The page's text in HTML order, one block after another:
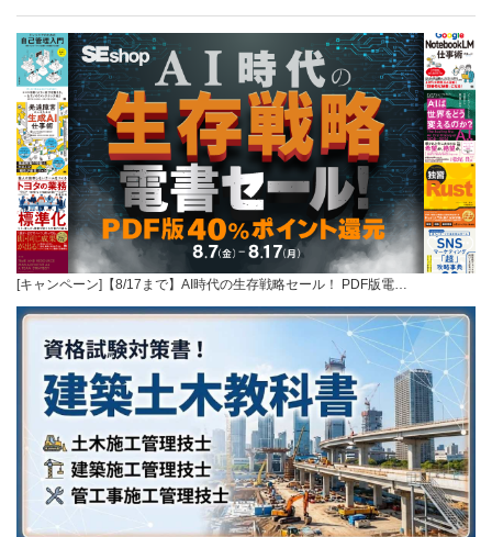
[キャンペーン]【8/17まで】AI時代の生存戦略セール！ PDF版電…